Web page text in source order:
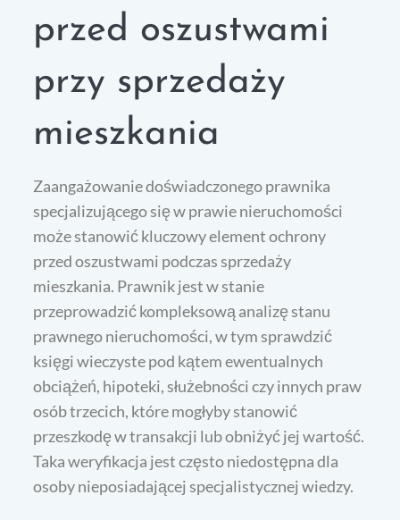
przed oszustwami
przy sprzedaży
mieszkania
Zaangażowanie doświadczonego prawnika
specjalizującego się w prawie nieruchomości
może stanowić kluczowy element ochrony
przed oszustwami podczas sprzedaży
mieszkania. Prawnik jest w stanie
przeprowadzić kompleksową analizę stanu
prawnego nieruchomości, w tym sprawdzić
księgi wieczyste pod kątem ewentualnych
obciążeń, hipoteki, służebności czy innych praw
osób trzecich, które mogłyby stanowić
przeszkodę w transakcji lub obniżyć jej wartość.
Taka weryfikacja jest często niedostępna dla
osoby nieposiadającej specjalistycznej wiedzy.